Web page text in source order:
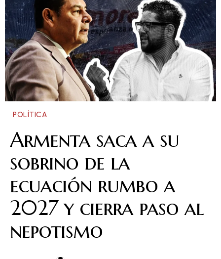
POLÍTICA
Armenta saca a su
sobrino de la
ecuación rumbo a
2027 y cierra paso al
nepotismo